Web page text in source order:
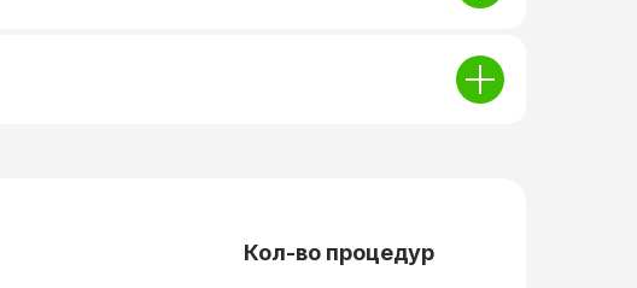
Кол-во процедур